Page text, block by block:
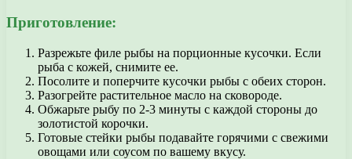
Приготовление:
Разрежьте филе рыбы на порционные кусочки. Если
рыба с кожей, снимите ее.
Посолите и поперчите кусочки рыбы с обеих сторон.
Разогрейте растительное масло на сковороде.
Обжарьте рыбу по 2-3 минуты с каждой стороны до
золотистой корочки.
Готовые стейки рыбы подавайте горячими с свежими
овощами или соусом по вашему вкусу.